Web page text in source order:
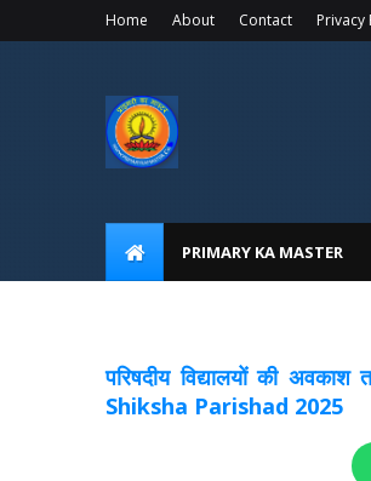
Home About Contact Privacy
PRIMARY KA MASTER
परिषदीय विद्यालयों की
Shiksha Parishad 2025